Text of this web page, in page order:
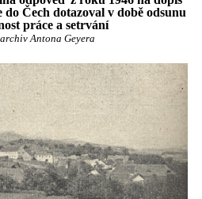
do Čech dotazoval v době odsunu
práce a setrvání
Antona Geyera